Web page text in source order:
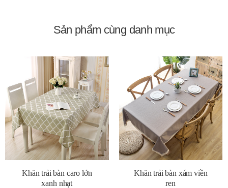
Sản phẩm cùng danh mục
Khăn trải bàn caro lớn
xanh nhạt
Khăn trải bàn xám viền
ren